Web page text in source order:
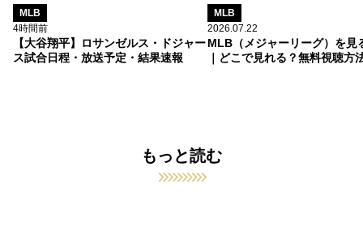
MLB
4時間前
【大谷翔平】ロサンゼルス・ドジャー
ス試合日程・放送予定・結果速報
MLB
2026.07.22
MLB（メジャーリーグ）を見
｜どこで見れる？無料視聴方
もっと読む